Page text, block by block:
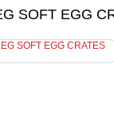
SOFT EGG